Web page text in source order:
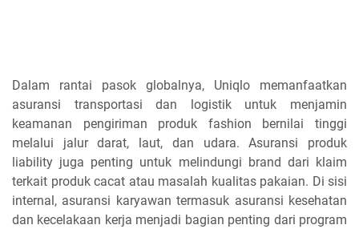
Dalam rantai pasok globalnya, Uniqlo memanfaatkan
asuransi transportasi dan logistik untuk menjamin
keamanan pengiriman produk fashion bernilai tinggi
melalui jalur darat, laut, dan udara. Asuransi produk
liability juga penting untuk melindungi brand dari klaim
terkait produk cacat atau masalah kualitas pakaian. Di sisi
internal, asuransi karyawan termasuk asuransi kesehatan
dan kecelakaan kerja menjadi bagian penting dari program